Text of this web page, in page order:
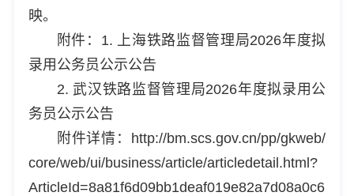
映。
附件：1. 上海铁路监督管理局2026年度拟
录用公务员公示公告
2. 武汉铁路监督管理局2026年度拟录用公
务员公示公告
附件详情：http://bm.scs.gov.cn/pp/gkweb/
core/web/ui/business/article/articledetail.html?
ArticleId=8a81f6d09bb1deaf019e82a7d08a0c6